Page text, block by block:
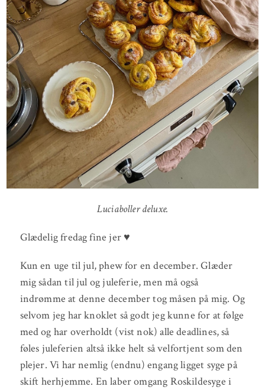
Luciaboller deluxe.
Glædelig fredag fine jer ♥
Kun en uge til jul, phew for en december. Glæder
mig sådan til jul og juleferie, men må også
indrømme at denne december tog måsen på mig. Og
selvom jeg har knoklet så godt jeg kunne for at følge
med og har overholdt (vist nok) alle deadlines, så
føles juleferien altså ikke helt så velfortjent som den
plejer. Vi har nemlig (endnu) engang ligget syge på
skift herhjemme. En laber omgang Roskildesyge i